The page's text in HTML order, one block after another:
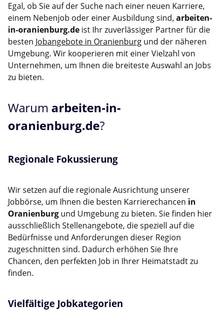
Egal, ob Sie auf der Suche nach einer neuen Karriere,
einem Nebenjob oder einer Ausbildung sind, arbeiten-
in-oranienburg.de ist Ihr zuverlässiger Partner für die
besten Jobangebote in Oranienburg und der näheren
Umgebung. Wir kooperieren mit einer Vielzahl von
Unternehmen, um Ihnen die breiteste Auswahl an Jobs
zu bieten.
Warum arbeiten-in-
oranienburg.de?
Regionale Fokussierung
Wir setzen auf die regionale Ausrichtung unserer
Jobbörse, um Ihnen die besten Karrierechancen in
Oranienburg und Umgebung zu bieten. Sie finden hier
ausschließlich Stellenangebote, die speziell auf die
Bedürfnisse und Anforderungen dieser Region
zugeschnitten sind. Dadurch erhöhen Sie Ihre
Chancen, den perfekten Job in Ihrer Heimatstadt zu
finden.
Vielfältige Jobkategorien